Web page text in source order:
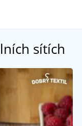
sítích